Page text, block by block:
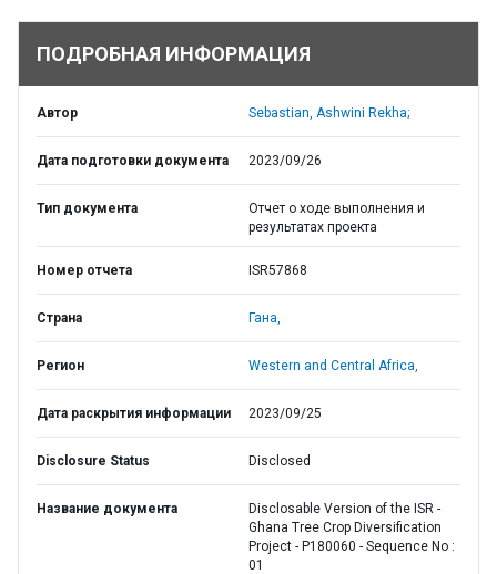
ПОДРОБНАЯ ИНФОРМАЦИЯ
Автор Sebastian, Ashwini Rekha;
Дата подготовки документа 2023/09/26
Тип документа
Отчет о ходе выполнения и
результатах проекта
Номер отчета ISR57868
Страна Гана,
Регион Western and Central Africa,
Дата раскрытия информации 2023/09/25
Disclosure Status Disclosed
Название документа
Disclosable Version of the ISR -
Ghana Tree Crop Diversification
Project - P180060 - Sequence No :
01